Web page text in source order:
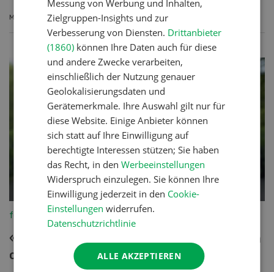
MEHR ERFAHREN
fenaco-LANDI
«Für die Schweizer Landwirtschaft bin ich
optimistisch»
Messung von Werbung und Inhalten,
Zielgruppen-Insights und zur
Verbesserung von Diensten. Drittanbieter
(1860) können Ihre Daten auch für diese
und andere Zwecke verarbeiten,
einschließlich der Nutzung genauer
Geolokalisierungsdaten und
Gerätemerkmale. Ihre Auswahl gilt nur für
diese Website. Einige Anbieter können
sich statt auf Ihre Einwilligung auf
berechtigte Interessen stützen; Sie haben
das Recht, in denWerbeeinstellungen
Widerspruch einzulegen. Sie können Ihre
Einwilligung jederzeit in den Cookie-
Einstellungen widerrufen.
Datenschutzrichtlinie
ALLE AKZEPTIEREN